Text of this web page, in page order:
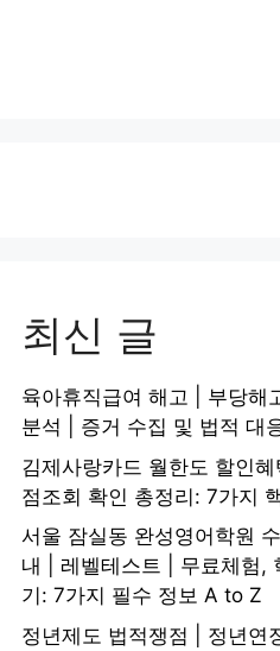
최신 글
육아휴직급여 해고 | 부당해
분석 | 증거 수집 및 법적 대
김제사랑카드 월한도 할인혜
점조회 확인 총정리: 7가지
서울 잠실동 완성영어학원
내 | 레벨테스트 | 무료체험,
기: 7가지 필수 정보 A to Z
정년제도 법적쟁점 | 정년연